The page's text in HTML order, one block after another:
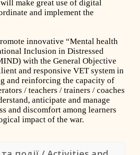
make great use of digital
and implement the
innovative “Mental health
Inclusion in Distressed
with the General Objective
and responsive VET system in
and reinforcing the capacity of
/ teachers / trainers / coaches
anticipate and manage
and discomfort among learners
impact of the war.